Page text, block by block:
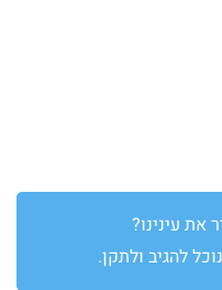
את עינינו?
להגיב ולתקן.